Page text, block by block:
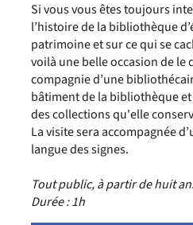
Si vous vous êtes toujours
l’histoire de la bibliothèque
patrimoine et sur ce qui se
voilà une belle occasion de le
compagnie d’une
bâtiment de la bibliothèque
des collections qu'elle
La visite sera accompagnée
langue des signes.
Tout public, à partir de huit
Durée : 1h